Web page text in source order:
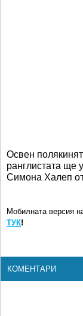
Освен
ранглистата ще
Симона Халеп
Мобилната версия
ТУК!
КОМЕНТАРИ